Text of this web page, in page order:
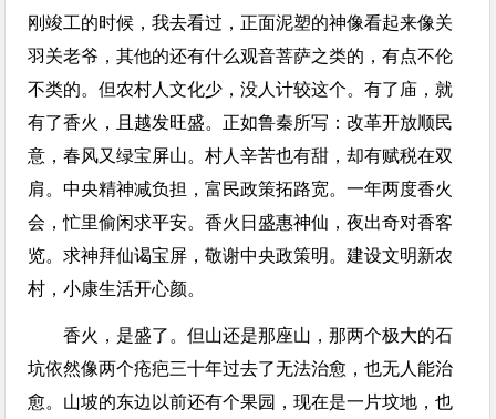
刚竣工的时候，我去看过，正面泥塑的神像看起来像关
羽关老爷，其他的还有什么观音菩萨之类的，有点不伦
不类的。但农村人文化少，没人计较这个。有了庙，就
有了香火，且越发旺盛。正如鲁秦所写：改革开放顺民
意，春风又绿宝屏山。村人辛苦也有甜，却有赋税在双
肩。中央精神减负担，富民政策拓路宽。一年两度香火
会，忙里偷闲求平安。香火日盛惠神仙，夜出奇对香客
览。求神拜仙谒宝屏，敬谢中央政策明。建设文明新农
村，小康生活开心颜。
香火，是盛了。但山还是那座山，那两个极大的石
坑依然像两个疮疤三十年过去了无法治愈，也无人能治
愈。山坡的东边以前还有个果园，现在是一片坟地，也